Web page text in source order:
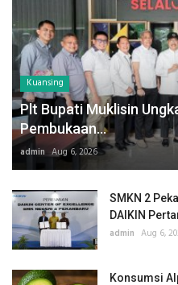
Kuansing
Plt Bupati Muklisin
Pembukaan...
admin Aug 6, 2026
SMKN 2
DAIKIN
admin Aug 6,
Konsumsi